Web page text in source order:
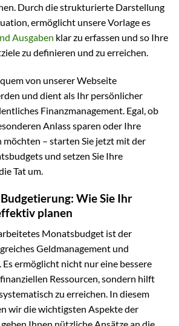
Durch die strukturierte Darstellung
ermöglicht unsere Vorlage es
Ausgaben klar zu erfassen und so Ihre
zu definieren und zu erreichen.
von unserer Webseite
und dient als Ihr persönlicher
Finanzmanagement. Egal, ob
Anlass sparen oder Ihre
möchten – starten Sie jetzt mit der
und setzen Sie Ihre
Tat um.
Wie Sie Ihr
planen
Monatsbudget ist der
Geldmanagement und
ermöglicht nicht nur eine bessere
Ressourcen, sondern hilft
zu erreichen. In diesem
wir die wichtigsten Aspekte der